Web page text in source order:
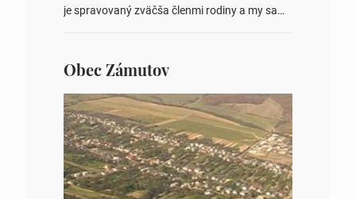
je spravovaný zväčša členmi rodiny a my sa
kuchyne ponúkame aj možnosť prenájmu
miestnosti na rôzne spoločenské podujatia
(napr. rodinné oslavy, svadby alebo školenia).
K penziónu patrí veľká záhrada
s grilom, tenisovým kurtom, golfovým putting
green a trávnatým volejbalovým ihriskom….
Obec Zámutov